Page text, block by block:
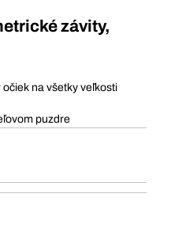
závity,
na všetky veľkosti
puzdre